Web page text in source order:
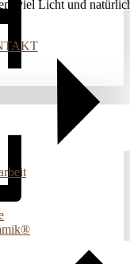
viel Licht und